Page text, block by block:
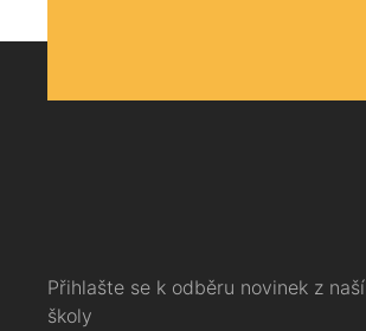
Přihlašte se k odběru novinek z naší
školy